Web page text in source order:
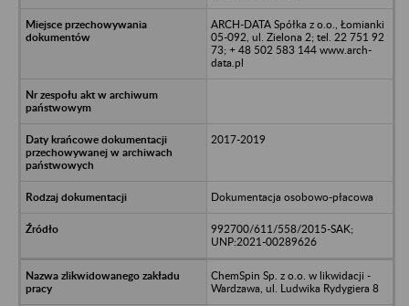
ARCH-DATA Spółka z o.o., Łomianki
05-092, ul. Zielona 2; tel. 22 751 92
73; + 48 502 583 144 www.arch-
data.pl
2017-2019
Dokumentacja osobowo-płacowa
992700/611/558/2015-SAK;
UNP:2021-00289626
ChemSpin Sp. z o.o. w likwidacji -
Wardzawa, ul. Ludwika Rydygiera 8